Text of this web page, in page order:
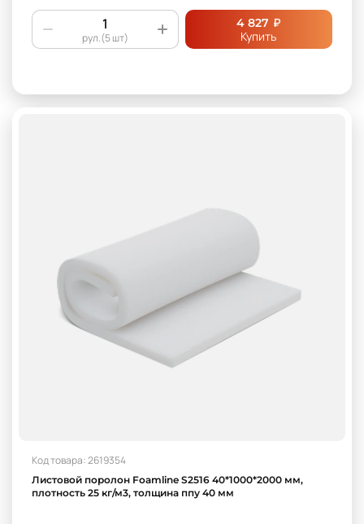
рул.(5 шт)
4 827 ₽
Купить
Код товара: 2619354
Листовой поролон Foamline S2516 40*1000*2000 мм,
плотность 25 кг/м3, толщина ппу 40 мм